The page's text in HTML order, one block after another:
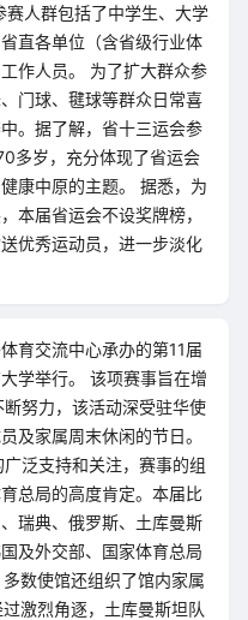
人群包括了中学生、大学
直各单位（含省级行业体
作人员。 为了扩大群众参
门球、毽球等群众日常喜
。据了解，省十三运会参
多岁，充分体现了省运会
康中原的主题。 据悉，为
本届省运会不设奖牌榜，
优秀运动员，进一步淡化
育交流中心承办的第11届
学举行。 该项赛事旨在增
努力，该活动深受驻华使
及家属周末休闲的节日。
泛支持和关注，赛事的组
总局的高度肯定。本届比
瑞典、俄罗斯、土库曼斯
及外交部、国家体育总局
数使馆还组织了馆内家属
激烈角逐，土库曼斯坦队